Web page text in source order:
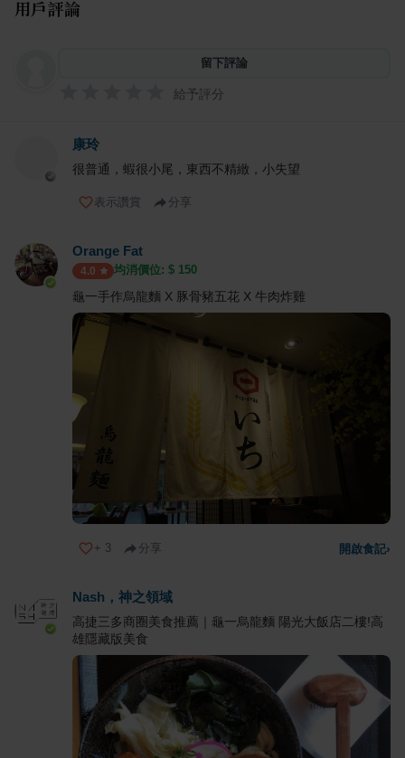
用戶評論
留下評論
給予評分
康玲
很普通，蝦很小尾，東西不精緻，小失望
表示讚賞 分享
Orange Fat
4.0 均消價位: $ 150
龜一手作烏龍麵 X 豚骨豬五花 X 牛肉炸雞
+ 3 分享 開啟食記›
Nash，神之領域
高捷三多商圈美食推薦｜龜一烏龍麵 陽光大飯店二樓!高
雄隱藏版美食